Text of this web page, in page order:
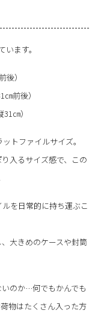
ます。
）
前後）
㎝）
トファイルサイズ。
入るサイズ感で、この
を日常的に持ち運ぶこ
大きめのケースや封筒
のか…何でもかんでも
物はたくさん入った方